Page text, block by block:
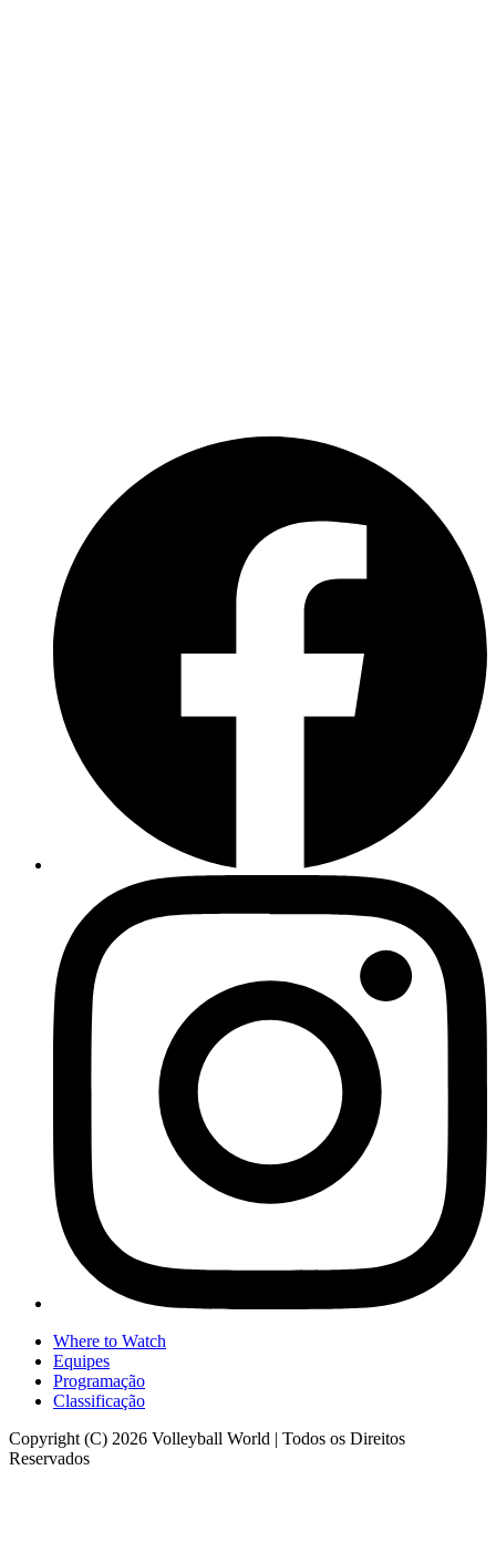
Where to Watch
Equipes
Programação
Classificação
Copyright (C) 2026 Volleyball World | Todos os Direitos
Reservados